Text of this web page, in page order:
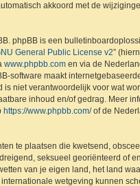
akkoord met de
phpBB is een
General Public License v2”
www.phpbb.com en via de
software maakt
is niet verantwoordelijk voor wat
inhoud en/of gedrag. Meer
https://www.phpbb.com/of de
te plaatsen die kwetsend,
seksueel georiënteerd of
van je eigen land, het land
internationale wetgeving kunnen